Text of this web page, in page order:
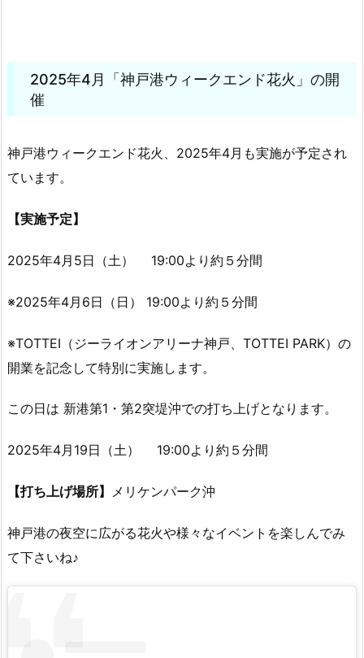
2025年4月「神戸港ウィークエンド花火」の開
催
神戸港ウィークエンド花火、2025年4月も実施が予定され
ています。
【実施予定】
2025年4月5日（土） 19:00より約５分間
※2025年4月6日（日） 19:00より約５分間
※TOTTEI（ジーライオンアリーナ神戸、TOTTEI PARK）の
開業を記念して特別に実施します。
この日は 新港第1・第2突堤沖での打ち上げとなります。
2025年4月19日（土） 19:00より約５分間
【打ち上げ場所】 メリケンパーク沖
神戸港の夜空に広がる花火や様々なイベントを楽しんでみ
て下さいね♪